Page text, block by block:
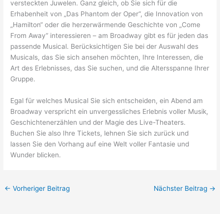
versteckten Juwelen. Ganz gleich, ob Sie sich für die
Erhabenheit von „Das Phantom der Oper“, die Innovation von
„Hamilton“ oder die herzerwärmende Geschichte von „Come
From Away“ interessieren – am Broadway gibt es für jeden das
passende Musical. Berücksichtigen Sie bei der Auswahl des
Musicals, das Sie sich ansehen möchten, Ihre Interessen, die
Art des Erlebnisses, das Sie suchen, und die Altersspanne Ihrer
Gruppe.
Egal für welches Musical Sie sich entscheiden, ein Abend am
Broadway verspricht ein unvergessliches Erlebnis voller Musik,
Geschichtenerzählen und der Magie des Live-Theaters.
Buchen Sie also Ihre Tickets, lehnen Sie sich zurück und
lassen Sie den Vorhang auf eine Welt voller Fantasie und
Wunder blicken.
← Vorheriger Beitrag Nächster Beitrag →